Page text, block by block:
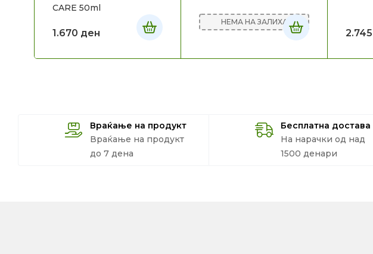
CARE 50ml
1.670 ден
НЕМА НА ЗАЛИХА
2.745
Враќање на продукт
Враќање на продукт
до 7 дена
Бесплатна достава
На нарачки од над
1500 денари